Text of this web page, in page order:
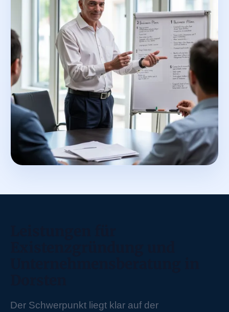
Der Schwerpunkt liegt klar auf der